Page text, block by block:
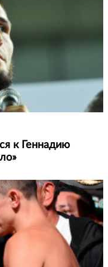
к Геннадию